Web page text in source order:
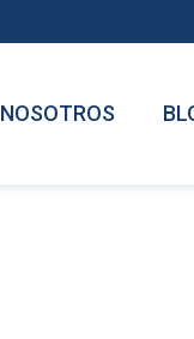
NOSOTROS